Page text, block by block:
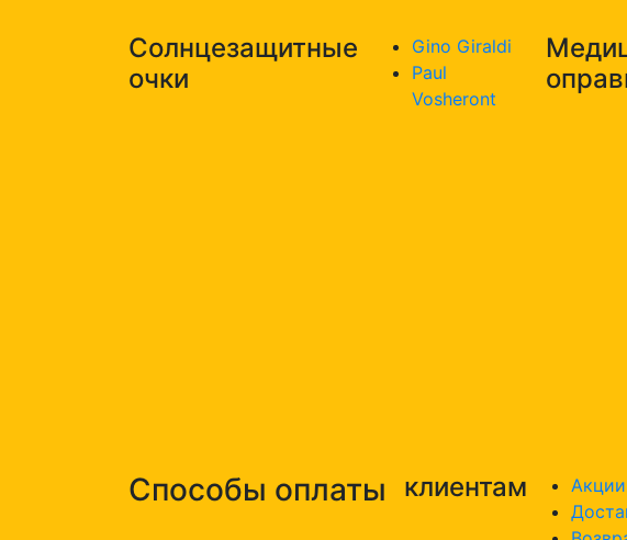
Солнцезащитные
очки
Gino Giraldi
Paul
Vosheront
Способы оплаты клиентам